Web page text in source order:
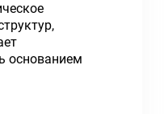
основанием